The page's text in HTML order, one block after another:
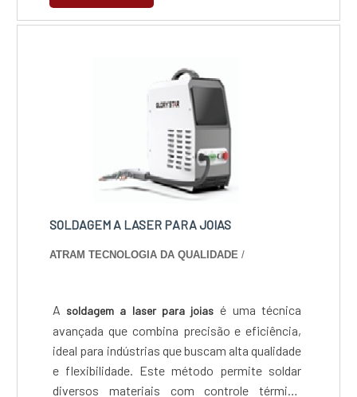
zincagem eletrolítica com ótima qualidade e
assertividade.A empresa conta com um time
além de investir em equipamentos modernos,
que se ajustam a qualquer necessidade.A SN
indústria Metalúrgica Eireli é uma empresa que
tem se destacado no segmento pela
idoneidade em tudo que faz, o que fecha o
ciclo de entrega com excelência para cada
Silicone; Polipropileno; Entre muitos
materiais voltados para promoções....
SOLDAGEM A LASER PARA JOIAS
ATRAM TECNOLOGIA DA QUALIDADE /
A soldagem a laser para joias é uma técnica
avançada que combina precisão e eficiência,
ideal para indústrias que buscam alta qualidade
e flexibilidade. Este método permite soldar
diversos materiais com controle térmico